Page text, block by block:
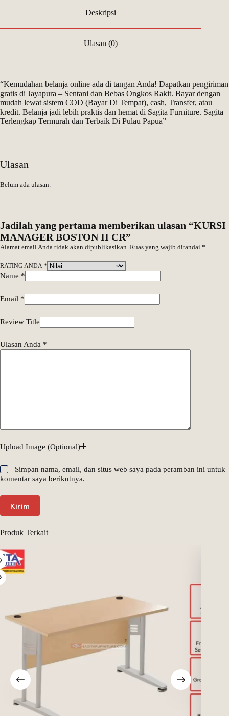
Deskripsi
Ulasan (0)
“Kemudahan belanja online ada di tangan Anda! Dapatkan pengiriman
gratis di Jayapura – Sentani dan Bebas Ongkos Rakit. Bayar dengan
mudah lewat sistem COD (Bayar Di Tempat), cash, Transfer, atau
kredit. Belanja jadi lebih praktis dan hemat di Sagita Furniture. Sagita
Terlengkap Termurah dan Terbaik Di Pulau Papua”
Ulasan
Belum ada ulasan.
Jadilah yang pertama memberikan ulasan “KURSI
MANAGER BOSTON II CR”
Alamat email Anda tidak akan dipublikasikan. Ruas yang wajib ditandai *
RATING ANDA *
Name *
Email *
Review Title
Ulasan Anda *
Upload Image (Optional)
Simpan nama, email, dan situs web saya pada peramban ini untuk
komentar saya berikutnya.
Kirim
Produk Terkait